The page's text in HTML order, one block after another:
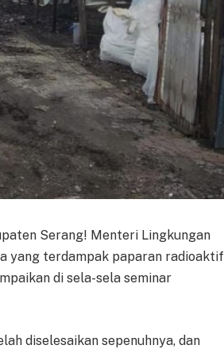
Serang! Menteri Lingkungan
yang terdampak paparan radioaktif
di sela-sela seminar
diselesaikan sepenuhnya, dan